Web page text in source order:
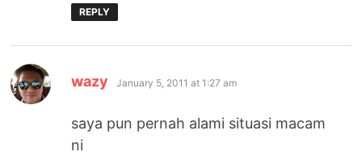
REPLY
wazy says:
January 5, 2011 at 1:27 am
saya pun pernah alami situasi macam
ni